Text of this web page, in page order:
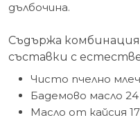
дълбочина.
Съдържа
съставки с
Чисто пчелно
Бадемово масло 24
Масло от кайсия 17